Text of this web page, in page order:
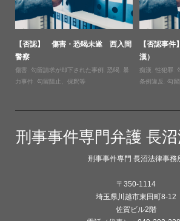
【否認】 傷害・恐喝未遂 西入間
警察
傷害 勾留請求が却下された事例 恐喝
暴
力事件
勾留阻止、保釈等
【否認事
漢） 川
痴漢 性犯罪
条例違反
勾
刑事事件専門弁護 長
刑事事件専門 長沼法律事務
〒350-1114
埼玉県川越市東田町8-12
佐賀ビル2階